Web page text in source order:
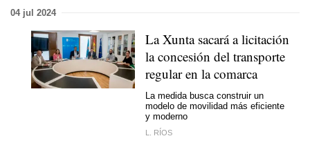
04 jul 2024
La Xunta sacará a licitación
la concesión del transporte
regular en la comarca
La medida busca construir un
modelo de movilidad más eficiente
y moderno
L. RÍOS